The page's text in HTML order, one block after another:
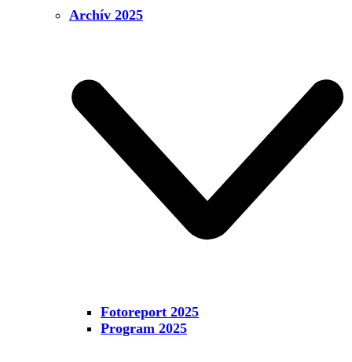
Archív 2025
Fotoreport 2025
Program 2025